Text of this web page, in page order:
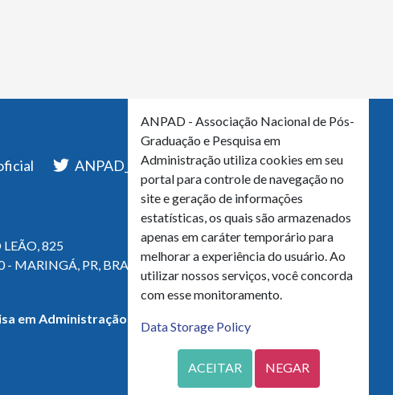
ANPAD_Oficial ANPAD
LEÃO, 825
- MARINGÁ, PR, BRASIL
em Administração - CNPJ 42.595.652/0001-66
ANPAD - Associação Nacional de Pós-
Graduação e Pesquisa em
Administração utiliza cookies em seu
portal para controle de navegação no
site e geração de informações
estatísticas, os quais são armazenados
apenas em caráter temporário para
melhorar a experiência do usuário. Ao
utilizar nossos serviços, você concorda
com esse monitoramento.
Data Storage Policy
ACEITAR NEGAR